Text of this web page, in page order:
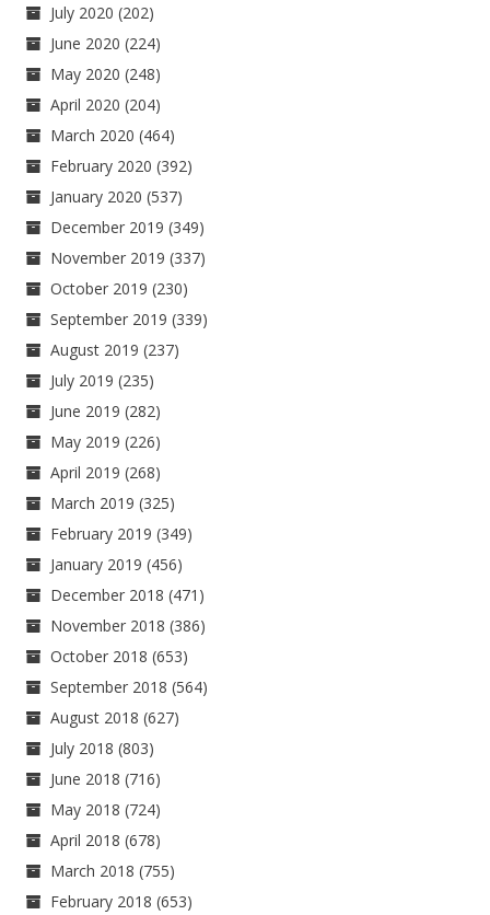
July 2020 (202)
June 2020 (224)
May 2020 (248)
April 2020 (204)
March 2020 (464)
February 2020 (392)
January 2020 (537)
December 2019 (349)
November 2019 (337)
October 2019 (230)
September 2019 (339)
August 2019 (237)
July 2019 (235)
June 2019 (282)
May 2019 (226)
April 2019 (268)
March 2019 (325)
February 2019 (349)
January 2019 (456)
December 2018 (471)
November 2018 (386)
October 2018 (653)
September 2018 (564)
August 2018 (627)
July 2018 (803)
June 2018 (716)
May 2018 (724)
April 2018 (678)
March 2018 (755)
February 2018 (653)